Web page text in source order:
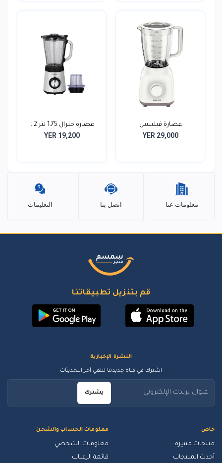
عصارة فيليبس
YER 29,000
عصاره جنرال 1.75 لتر 2...
YER 19,200
معلومات عنا اتصل بنا التعليمات
قم بتنزيل تطبيقاتنا
خاص
منتجات مميزة
أحدث المنتجات
معلومات الحساب والشحن
معلومات الشخصي
قائمة الرغبات
النشرة الإخبارية
اشترك في قناة جديدتنا لتلقي آخر التحديثات
يشترك